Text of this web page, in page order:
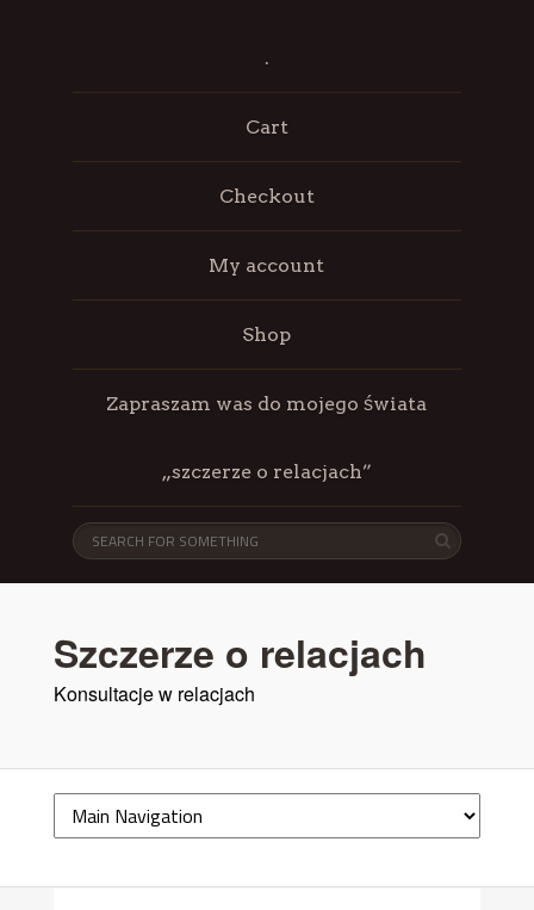
.
Cart
Checkout
My account
Shop
Zapraszam was do mojego świata
„szczerze o relacjach”
Szczerze o relacjach
Konsultacje w relacjach